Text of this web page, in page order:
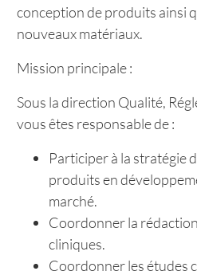
conception de produits ainsi
nouveaux matériaux.
Mission principale :
Sous la direction Qualité,
vous êtes responsable de :
Participer à la stratégie
produits en
marché.
Coordonner la
cliniques.
Coordonner les études